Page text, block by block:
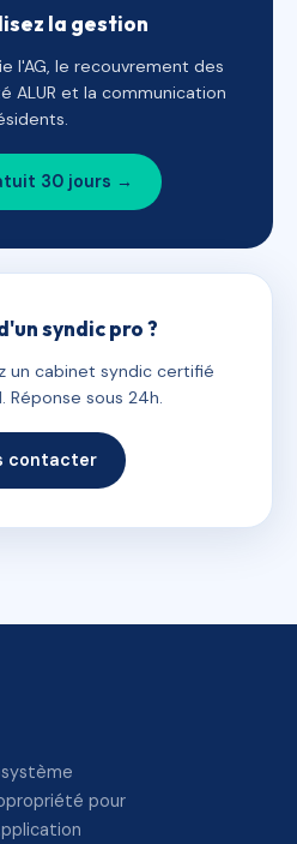
la gestion
l'AG, le recouvrement des
ALUR et la communication
30 jours →
syndic pro ?
un cabinet syndic certifié
Réponse sous 24h.
contacter
pour